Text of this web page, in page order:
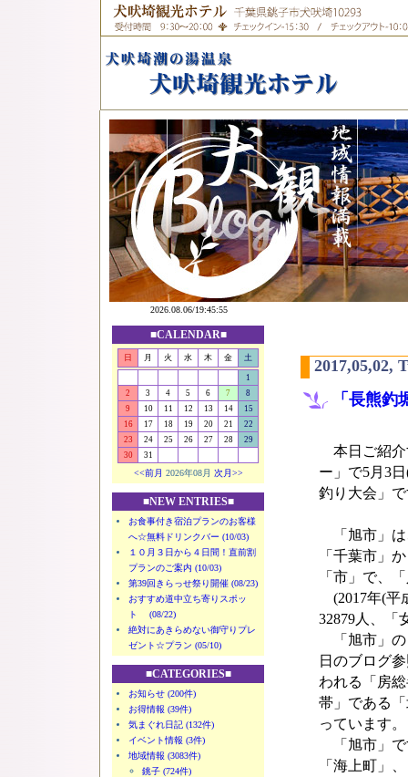
■CALENDAR■
日 月 火 水 木 金 土
1
2
3 4 5 6 7
8
9
10 11 12 13 14
15
16
17 18 19 20 21
22
23
24 25 26 27 28
29
30
31
<<前月 2026年08月 次月>>
■NEW ENTRIES■
お食事付き宿泊プランのお客様
へ☆無料ドリンクバー (10/03)
１０月３日から４日間！直前割
プランのご案内 (10/03)
第39回きらっせ祭り開催 (08/23)
おすすめ道中立ち寄りスポッ
ト (08/22)
絶対にあきらめない御守りプレ
ゼント☆プラン (05/10)
■CATEGORIES■
お知らせ (200件)
お得情報 (39件)
気まぐれ日記 (132件)
イベント情報 (3件)
地域情報 (3083件)
銚子 (724件)
2017,05,02,
「長熊
本日ご紹介
ー」で5月3
釣り大会」
「旭市」は
「千葉市」
「市」で、
(2017年(平
32879人、「
「旭市」の
日のブログ
われる「房
帯」である
っています。
「旭市」で
「海上町」